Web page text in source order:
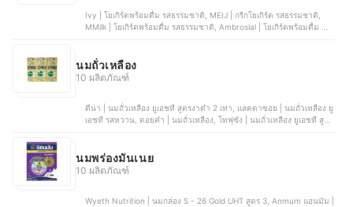
Ivy | โยเกิร์ตพร้อมดื่ม รสธรรมชาติ, MEIJ | กรีกโยเกิร์ต รสธรรมชาติ,
MMilk | โยเกิร์ตพร้อมดื่ม รสธรรมชาติ, Ambrosial | โยเกิร์ตพร้อมดื่ม รส
นมถั่วเหลือง
10 ผลิตภัณฑ์
ดีน่า | นมถั่วเหลือง ยูเอชที สูตรงาดำ 2 เท่า, แลคตาซอย | นมถั่วเหลือง ยู
เอชที รสหวาน, ดอยคำ | นมถั่วเหลือง, โทฟุซัง | นมถั่วเหลือง ยูเอชที สูตร
นมพร่องมันเนย
10 ผลิตภัณฑ์
Wyeth Nutrition | นมกล่อง S - 26 Gold UHT สูตร 3, Anmum แอนมัม |